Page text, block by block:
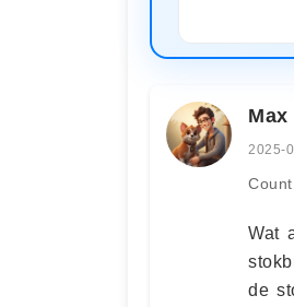
Max
2025-
Wat
de